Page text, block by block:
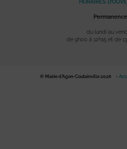
HORAIRES
du lundi au
de 9h00 à 12h15 et de
© Mairie d'Agon-Coutainville 2026